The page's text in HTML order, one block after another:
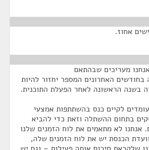
אחוז.
מעריכים שבהתאם
האחרונים המספר יחזור להיות
בשנה הראשונה לאחר הפעלת התוכנית.
לקיים כנס בהשתתפות אמצעי
בתחום ההשתלה וזאת כדי להביא
אנחנו לא מתאמים את לוח הזמנים שלנו
הכנסת יש את לוח הזמנים שלה,